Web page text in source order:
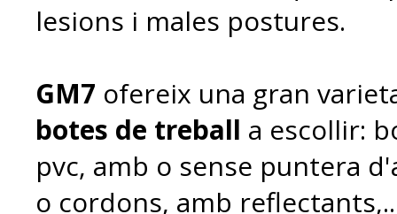
lesions i males postures.
GM7 ofereix una gran
botes de treball a escollir:
pvc, amb o sense puntera
o cordons, amb